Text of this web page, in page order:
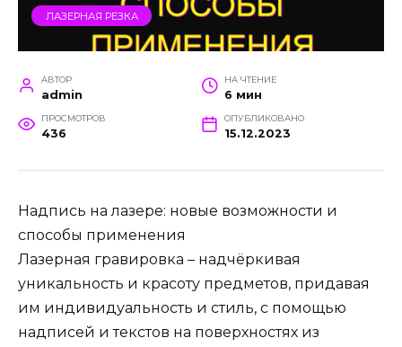
ЛАЗЕРНАЯ РЕЗКА
АВТОР
admin
НА ЧТЕНИЕ
6 мин
ПРОСМОТРОВ
436
ОПУБЛИКОВАНО
15.12.2023
Надпись на лазере: новые возможности и
способы применения
Лазерная гравировка – надчёркивая
уникальность и красоту предметов, придавая
им индивидуальность и стиль, с помощью
надписей и текстов на поверхностях из